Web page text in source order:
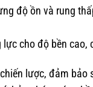
độ ồn và rung
cho độ bền cao,
lược, đảm bảo